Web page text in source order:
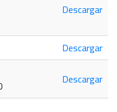
Descargar
Descargar
Descargar